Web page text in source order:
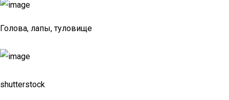
Голова, лапы, туловище
shutterstock